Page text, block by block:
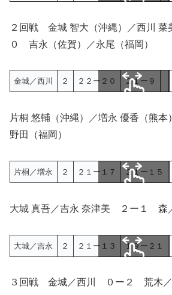
２回戦 金城 智大（沖縄）／西川
０ 吉永（佐賀）／永尾（福岡）
金城／西川 ２ ２２ー２０ ２１ー９
片桐 悠輔（沖縄）／増永 優香（熊
野田（福岡）
片桐／増永 ２ ２１ー１７ ２１ー１５
大城 真吾／吉永 奈津美 ２ー１ 森
大城／吉永 ２ ２１ー１３ １９ー２１
３回戦 金城／西川 ０ー２ 荒木／